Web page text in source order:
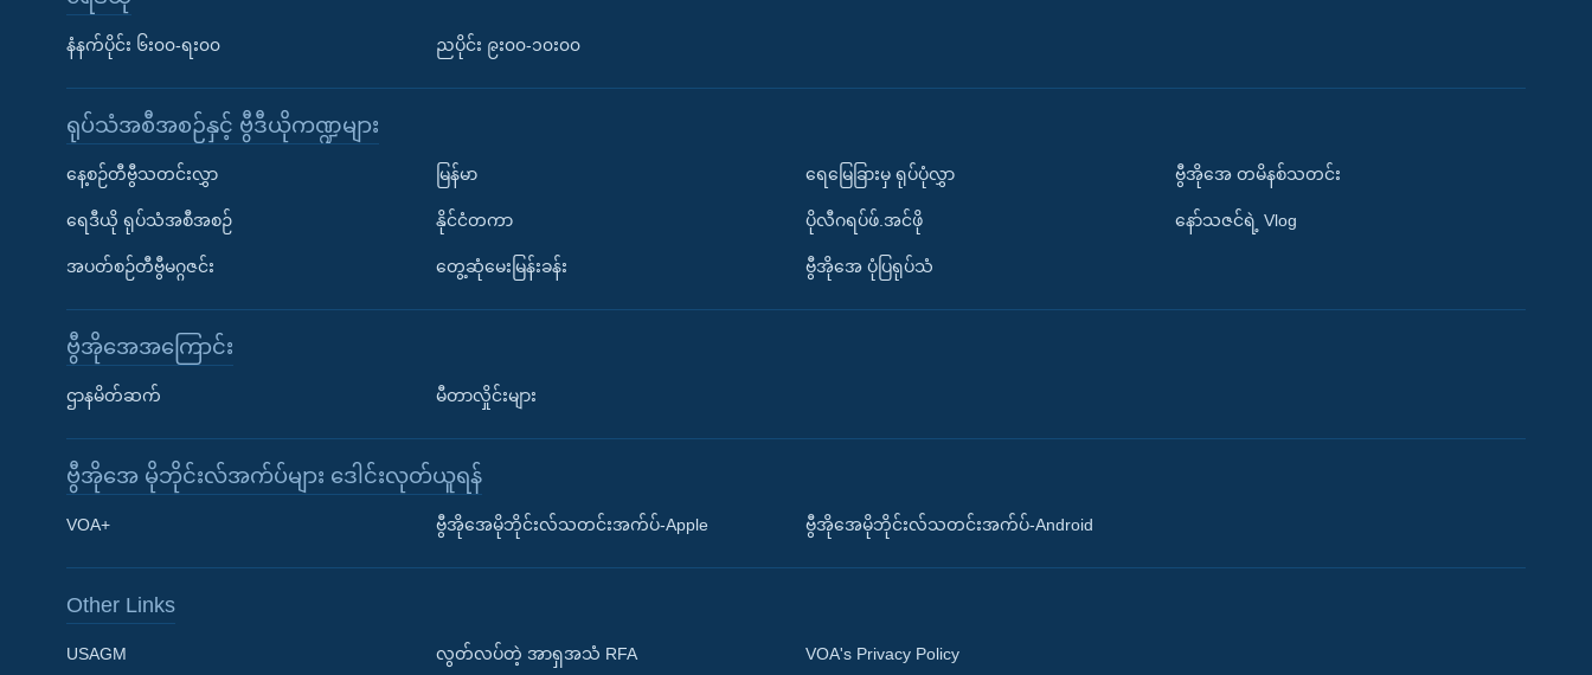
Learning English
နံနက်ပိုင်း ၆း၀၀-ရး၀၀ ညပိုင်း ၉း၀၀-၁၀း၀၀
ရုပ်သံအစီအစဉ်နှင့် ဗွီဒီယိုကဏ္ဍများ
နေ့စဉ်တီဗွီသတင်းလွှာ
ရေဒီယို ရုပ်သံအစီအစဉ်
အပတ်စဉ်တီဗွီမဂ္ဂဇင်း
မြန်မာ
နိုင်ငံတကာ
တွေ့ဆုံမေးမြန်းခန်း
ရေမြေခြားမှ ရုပ်ပုံလွှာ
ပိုလီဂရပ်ဖ်.အင်ဖို
ဗွီအိုအေ ပုံပြရုပ်သံ
ဗွီအိုအေ တမိနစ်သတင်း
နော်သဇင်ရဲ့ Vlog
ဗွီအိုအေအကြောင်း
ဌာနမိတ်ဆက် မီတာလှိုင်းများ
ဗွီအိုအေ မိုဘိုင်းလ်အက်ပ်များ ဒေါင်းလုတ်ယူရန်
VOA+ ဗွီအိုအေမိုဘိုင်းလ်သတင်းအက်ပ်-Apple ဗွီအိုအေမိုဘိုင်းလ်သတင်းအက်ပ်-Android
Other Links
USAGM လွတ်လပ်တဲ့ အာရှအသံ RFA VOA's Privacy Policy